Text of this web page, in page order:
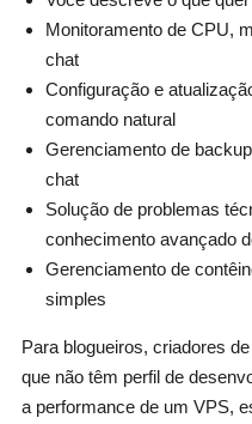
Monitoramento de CPU,
chat
Configuração e
comando natural
Gerenciamento de
chat
Solução de problemas
conhecimento avançado
Gerenciamento de
simples
Para blogueiros, criadores
que não têm perfil de
a performance de um VPS,